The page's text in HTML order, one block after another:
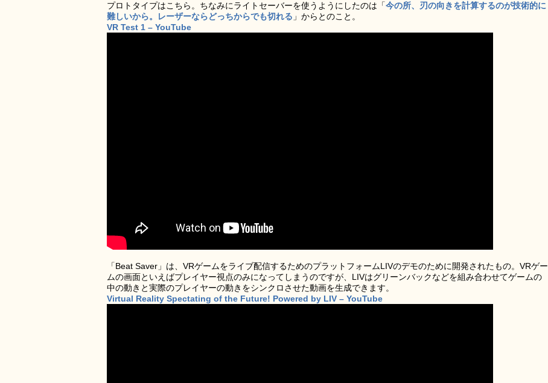
プロトタイプはこちら。ちなみにライトセーバーを使うようにしたのは「今の所、刃の向きを計算するのが技術的に
難しいから。レーザーならどっちからでも切れる 」からとのこと。
VR Test 1 – YouTube
「Beat Saver」は、VRゲームをライブ配信するためのプラットフォームLIVのデモのために開発されたもの。VRゲー
ムの画面といえばプレイヤー視点のみになってしまうのですが、LIVはグリーンバックなどを組み合わせてゲームの
中の動きと実際のプレイヤーの動きをシンクロさせた動画を生成できます。
Virtual Reality Spectating of the Future! Powered by LIV – YouTube